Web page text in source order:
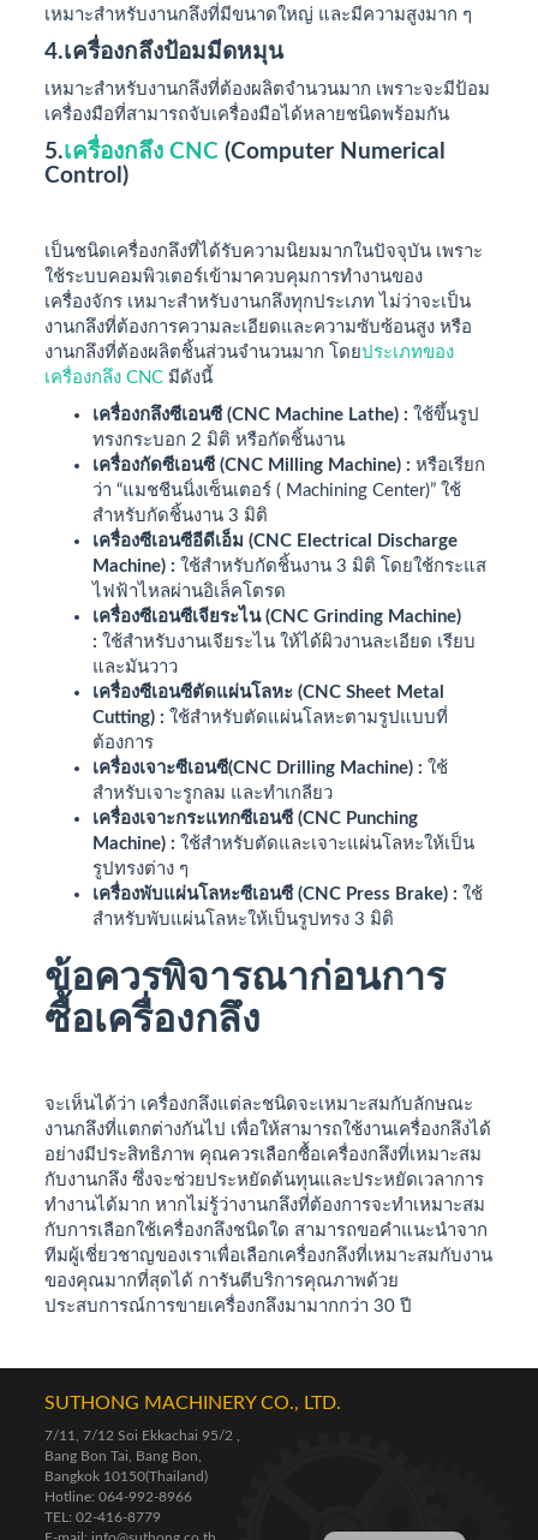
เหมาะสำหรับงานกลึงที่มีขนาดใหญ่ และมีความสูงมาก ๆ
4.เครื่องกลึงป้อมมีดหมุน
เหมาะสำหรับงานกลึงที่ต้องผลิตจำนวนมาก เพราะจะมีป้อม
เครื่องมือที่สามารถจับเครื่องมือได้หลายชนิดพร้อมกัน
5.เครื่องกลึง CNC (Computer Numerical
Control)
เป็นชนิดเครื่องกลึงที่ได้รับความนิยมมากในปัจจุบัน เพราะ
ใช้ระบบคอมพิวเตอร์เข้ามาควบคุมการทำงานของ
เครื่องจักร เหมาะสำหรับงานกลึงทุกประเภท ไม่ว่าจะเป็น
งานกลึงที่ต้องการความละเอียดและความซับซ้อนสูง หรือ
งานกลึงที่ต้องผลิตชิ้นส่วนจำนวนมาก โดยประเภทของ
เครื่องกลึง CNC มีดังนี้
เครื่องกลึงซีเอนซี (CNC Machine Lathe) : ใช้ขึ้นรูป
ทรงกระบอก 2 มิติ หรือกัดชิ้นงาน
เครื่องกัดซีเอนซี (CNC Milling Machine) :หรือเรียก
ว่า “แมชชีนนิ่งเซ็นเตอร์ ( Machining Center)” ใช้
สำหรับกัดชิ้นงาน 3 มิติ
เครื่องซีเอนซีอีดีเอ็ม (CNC Electrical Discharge
Machine) : ใช้สำหรับกัดชิ้นงาน 3 มิติ โดยใช้กระแส
ไฟฟ้าไหลผ่านอิเล็คโตรด
เครื่องซีเอนซีเจียระไน (CNC Grinding Machine)
: ใช้สำหรับงานเจียระไน ให้ได้ผิวงานละเอียด เรียบ
และมันวาว
เครื่องซีเอนซีตัดแผ่นโลหะ (CNC Sheet Metal
Cutting)​ : ใช้สำหรับตัดแผ่นโลหะตามรูปแบบที่
ต้องการ
เครื่องเจาะซีเอนซี(CNC Drilling Machine) : ใช้
สำหรับเจาะรูกลม และทำเกลียว
เครื่องเจาะกระแทกซีเอนซี (CNC Punching
Machine) : ใช้สำหรับตัดและเจาะแผ่นโลหะให้เป็น
รูปทรงต่าง ๆ
เครื่องพับแผ่นโลหะซีเอนซี (CNC Press Brake) : ใช้
สำหรับพับแผ่นโลหะให้เป็นรูปทรง 3 มิติ
ข้อควรพิจารณาก่อนการ
ซื้อเครื่องกลึง
จะเห็นได้ว่า เครื่องกลึงแต่ละชนิดจะเหมาะสมกับลักษณะ
งานกลึงที่แตกต่างกันไป เพื่อให้สามารถใช้งานเครื่องกลึงได้
อย่างมีประสิทธิภาพ คุณควรเลือกซื้อเครื่องกลึงที่เหมาะสม
กับงานกลึง ซึ่งจะช่วยประหยัดต้นทุนและประหยัดเวลาการ
ทำงานได้มาก หากไม่รู้ว่างานกลึงที่ต้องการจะทำเหมาะสม
กับการเลือกใช้เครื่องกลึงชนิดใด สามารถขอคำแนะนำจาก
ทีมผู้เชี่ยวชาญของเราเพื่อเลือกเครื่องกลึงที่เหมาะสมกับงาน
ของคุณมากที่สุดได้ การันตีบริการคุณภาพด้วย
ประสบการณ์การขายเครื่องกลึงมามากกว่า 30 ปี
SUTHONG MACHINERY CO., LTD.
7/11, 7/12 Soi Ekkachai 95/2 ,
Bang Bon Tai, Bang Bon,
Bangkok 10150(Thailand)
Hotline: 064-992-8966
TEL: 02-416-8779